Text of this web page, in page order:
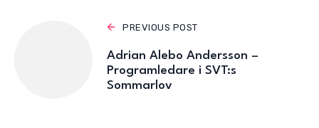
PREVIOUS POST
Adrian Alebo Andersson –
Programledare i SVT:s
Sommarlov